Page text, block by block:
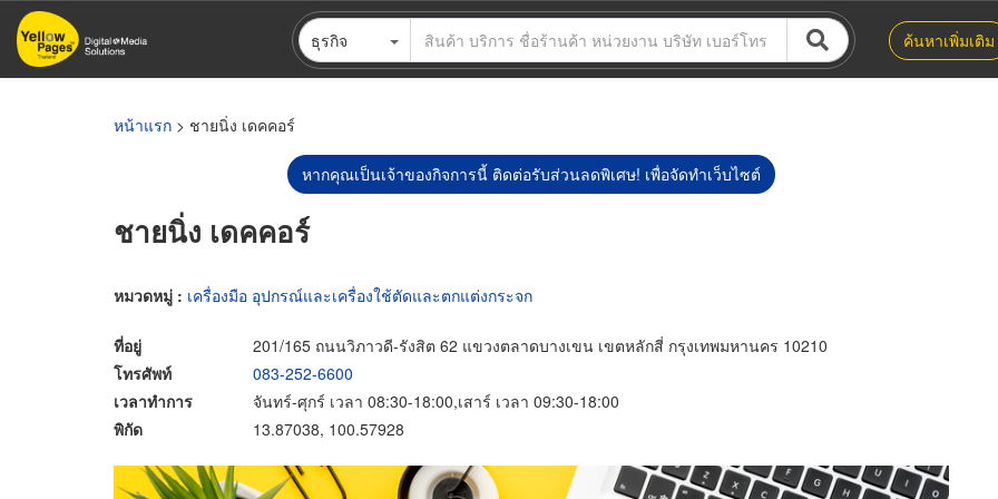
ข้าม
ไป
ธุรกิจ ค้นหาเพิ่มเติม
หน้าแรก > ชายนิ่ง เดคคอร์
หากคุณเป็นเจ้าของกิจการนี้ ติดต่อรับส่วนลดพิเศษ! เพื่อจัดทำเว็บไซต์
ชายนิ่ง เดคคอร์
หมวดหมู่ : เครื่องมือ อุปกรณ์และเครื่องใช้ตัดและตกแต่งกระจก
ที่อยู่
201/165 ถนนวิภาวดี-รังสิต 62 แขวงตลาดบางเขน เขตหลักสี่ กรุงเทพมหานคร 10210
โทรศัพท์
083-252-6600
เวลาทำการ
จันทร์-ศุกร์ เวลา 08:30-18:00,เสาร์ เวลา 09:30-18:00
พิกัด
13.87038, 100.57928